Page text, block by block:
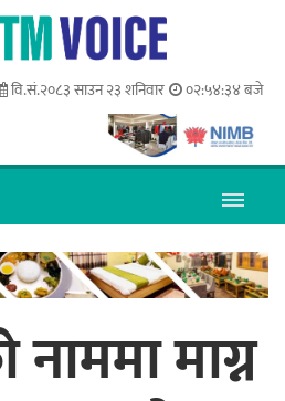
वि.सं.२०८३ साउन २३ शनिवार ०२:५४:३५ बजे
माग्न